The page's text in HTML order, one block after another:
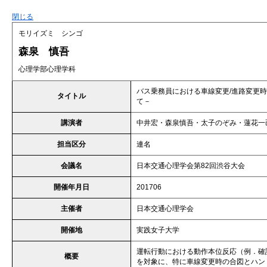
閉じる
モリイズミ シンゴ
森泉 慎吾
心理学部心理学科
タイトル
バス乗務員における車線変更/進路変更
て－
講演者 中井宏・森泉慎吾・太子のぞみ・蓮花
担当区分 連名
会議名 日本交通心理学会第82回渋谷大会
開催年月日 201706
主催者 日本交通心理学会
開催地 実践女子大学
概要
運転行動における動作本位反応（例．
を対象に、特に車線変更時の合図とハ